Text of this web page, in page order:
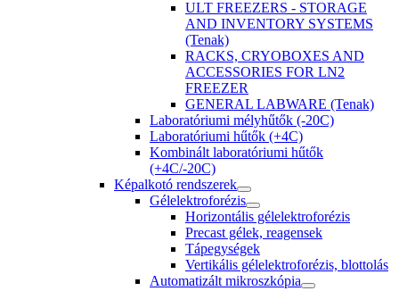
ULT FREEZERS - STORAGE
AND INVENTORY SYSTEMS
(Tenak)
RACKS, CRYOBOXES AND
ACCESSORIES FOR LN2
FREEZER
GENERAL LABWARE (Tenak)
Laboratóriumi mélyhűtők (-20C)
Laboratóriumi hűtők (+4C)
Kombinált laboratóriumi hűtők
(+4C/-20C)
Képalkotó rendszerek
Gélelektroforézis
Horizontális gélelektroforézis
Precast gélek, reagensek
Tápegységek
Vertikális gélelektroforézis, blottolás
Automatizált mikroszkópia